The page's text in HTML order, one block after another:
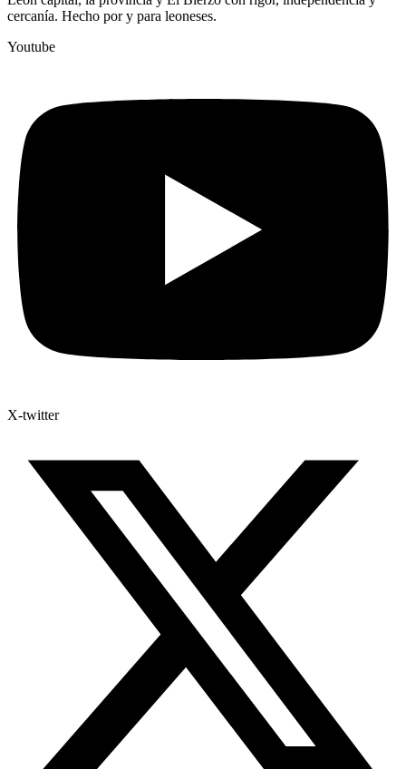
cercanía. Hecho por y para leoneses.
Youtube
X-twitter